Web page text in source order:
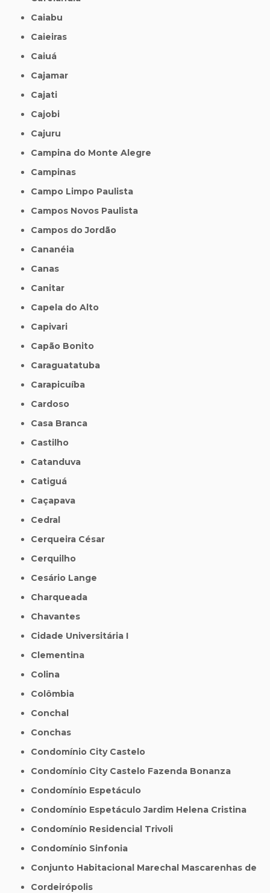
Caiabu
Caieiras
Caiuá
Cajamar
Cajati
Cajobi
Cajuru
Campina do Monte Alegre
Campinas
Campo Limpo Paulista
Campos Novos Paulista
Campos do Jordão
Cananéia
Canas
Canitar
Capela do Alto
Capivari
Capão Bonito
Caraguatatuba
Carapicuíba
Cardoso
Casa Branca
Castilho
Catanduva
Catiguá
Caçapava
Cedral
Cerqueira César
Cerquilho
Cesário Lange
Charqueada
Chavantes
Cidade Universitária I
Clementina
Colina
Colômbia
Conchal
Conchas
Condomínio City Castelo
Condomínio City Castelo Fazenda Bonanza
Condomínio Espetáculo
Condomínio Espetáculo Jardim Helena Cristina
Condomínio Residencial Trivoli
Condomínio Sinfonia
Conjunto Habitacional Marechal Mascarenhas de
Cordeirópolis